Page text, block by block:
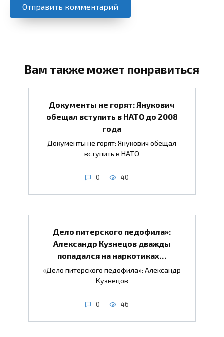
Вам также может понравиться
Документы не горят: Янукович
обещал вступить в НАТО до 2008
года
Документы не горят: Янукович обещал
вступить в НАТО
0 40
Дело питерского педофила»:
Александр Кузнецов дважды
попадался на наркотиках…
«Дело питерского педофила»: Александр
Кузнецов
0 46